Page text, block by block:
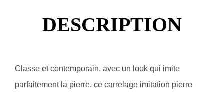
DESCRIPTION
Classe et contemporain. avec un look qui imite
parfaitement la pierre. ce carrelage imitation pierre